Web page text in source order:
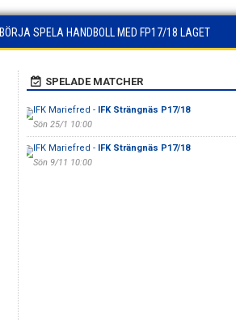
BÖRJA SPELA HANDBOLL MED FP17/18 LAGET
SPELADE MATCHER
IFK Mariefred - IFK Strängnäs P17/18
Sön 25/1 10:00
IFK Mariefred - IFK Strängnäs P17/18
Sön 9/11 10:00